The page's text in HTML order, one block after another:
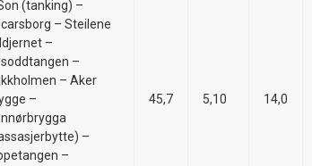
(tanking) –
– Steilene
–
–
– Aker
–
–
–
45,7 5,10 14,0